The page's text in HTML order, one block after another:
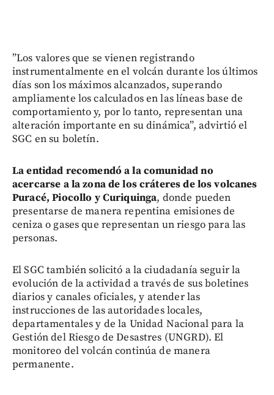
”Los valores que se vienen registrando
instrumentalmente en el volcán durante los últimos
días son los máximos alcanzados, superando
ampliamente los calculados en las líneas base de
comportamiento y, por lo tanto, representan una
alteración importante en su dinámica”, advirtió el
SGC en su boletín.
La entidad recomendó a la comunidad no
acercarse a la zona de los cráteres de los volcanes
Puracé, Piocollo y Curiquinga, donde pueden
presentarse de manera repentina emisiones de
ceniza o gases que representan un riesgo para las
personas.
El SGC también solicitó a la ciudadanía seguir la
evolución de la actividad a través de sus boletines
diarios y canales oficiales, y atender las
instrucciones de las autoridades locales,
departamentales y de la Unidad Nacional para la
Gestión del Riesgo de Desastres (UNGRD). El
monitoreo del volcán continúa de manera
permanente.